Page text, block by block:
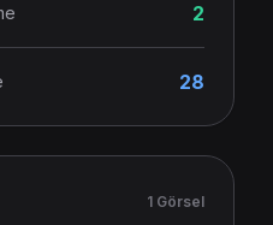
2
28
1 Görsel